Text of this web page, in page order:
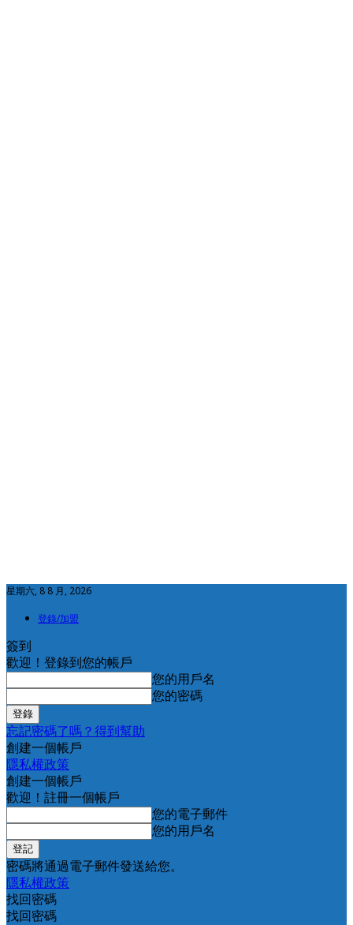
星期六, 8 8 月, 2026
登錄/加盟
簽到
歡迎！登錄到您的帳戶
您的用戶名
您的密碼
忘記密碼了嗎？得到幫助
創建一個帳戶
隱私權政策
創建一個帳戶
歡迎！註冊一個帳戶
您的電子郵件
您的用戶名
密碼將通過電子郵件發送給您。
隱私權政策
找回密碼
找回密碼